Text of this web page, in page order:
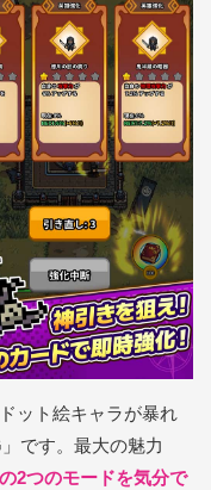
ット絵キャラが暴れ
です。最大の魅力
2つのモードを気分で